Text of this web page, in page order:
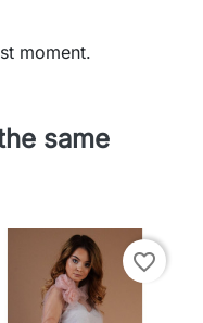
moment.
same
favorite_border